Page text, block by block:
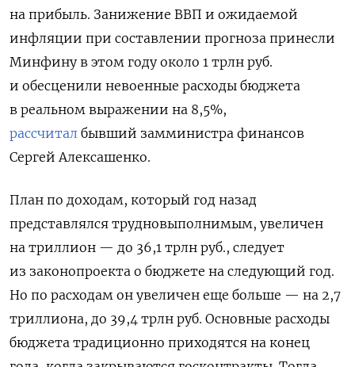
на прибыль. Занижение ВВП и ожидаемой
инфляции при составлении прогноза принесли
Минфину в этом году около 1 трлн руб.
и обесценили невоенные расходы бюджета
в реальном выражении на 8,5%,
рассчитал бывший замминистра финансов
Сергей Алексашенко.
План по доходам, который год назад
представлялся трудновыполнимым, увеличен
на триллион — до 36,1 трлн руб., следует
из законопроекта о бюджете на следующий год.
Но по расходам он увеличен еще больше — на 2,7
триллиона, до 39,4 трлн руб. Основные расходы
бюджета традиционно приходятся на конец